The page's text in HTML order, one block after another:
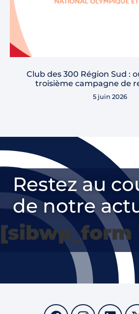
Club des 300 Région Sud :
troisième campagne de
5 juin 2026
Restez au
de notre
[sibwp_form